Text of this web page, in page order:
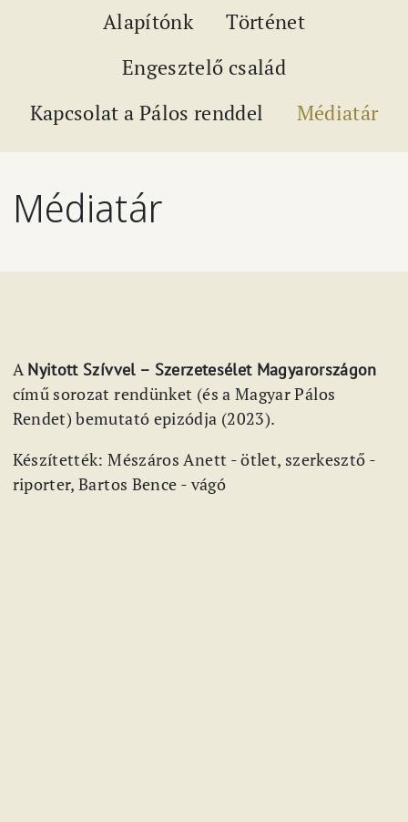
Alapítónk
Történet
Engesztelő család
Kapcsolat a Pálos renddel
Médiatár
Médiatár
ANyitott Szívvel – Szerzetesélet Magyarországon
című sorozat rendünket (és a Magyar Pálos
Rendet) bemutató epizódja (2023).
Készítették: Mészáros Anett - ötlet, szerkesztő -
riporter, Bartos Bence - vágó